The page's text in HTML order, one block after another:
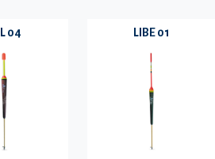
04 LIBE 01